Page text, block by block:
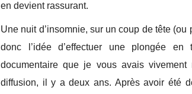
en devient rassurant.
Une nuit d’insomnie, sur un coup de tête
donc l’idée d’effectuer une plongée
documentaire que je vous avais
diffusion, il y a deux ans. Après avoir été